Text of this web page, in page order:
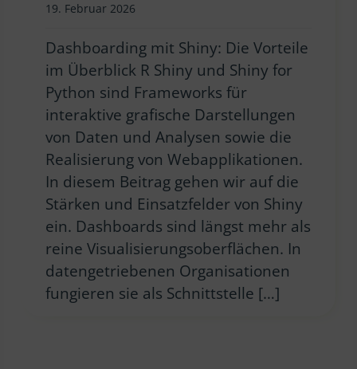
19. Februar 2026
Dashboarding mit Shiny: Die Vorteile
im Überblick R Shiny und Shiny for
Python sind Frameworks für
interaktive grafische Darstellungen
von Daten und Analysen sowie die
Realisierung von Webapplikationen.
In diesem Beitrag gehen wir auf die
Stärken und Einsatzfelder von Shiny
ein. Dashboards sind längst mehr als
reine Visualisierungsoberflächen. In
datengetriebenen Organisationen
fungieren sie als Schnittstelle […]